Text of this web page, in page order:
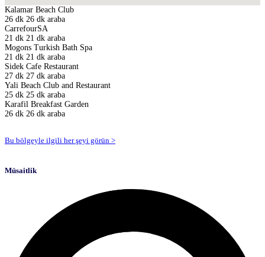
Kalamar Beach Club
26 dk 26 dk araba
CarrefourSA
21 dk 21 dk araba
Mogons Turkish Bath Spa
21 dk 21 dk araba
Sidek Cafe Restaurant
27 dk 27 dk araba
Yali Beach Club and Restaurant
25 dk 25 dk araba
Karafil Breakfast Garden
26 dk 26 dk araba
Bu bölgeyle ilgili her şeyi görün >
Müsaitlik